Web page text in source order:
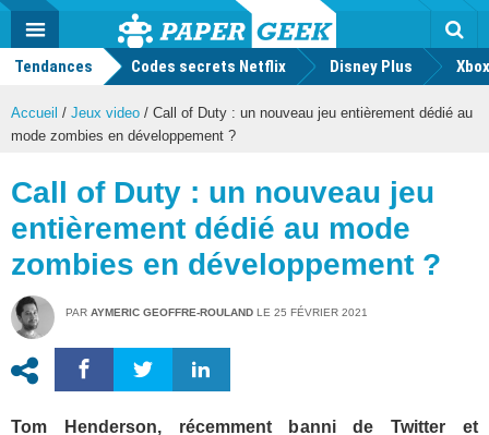
Actu
geek
MENU
Tendances Codes secrets Netflix Disney Plus
Accueil / Jeux video / Call of Duty : un nouveau jeu entièrement dédié au
mode zombies en développement ?
Call of Duty : un nouveau jeu
entièrement dédié au mode
zombies en développement ?
PAR AYMERIC GEOFFRE-ROULAND LE 25 FÉVRIER 2021
Tom Henderson, récemment banni de Twitter et
Mode
FacebookTwitter Youtube